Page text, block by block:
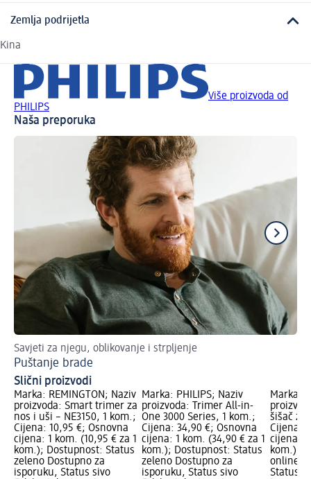
Zemlja podrijetla
Kina
Više proizvoda od
PHILIPS
Naša preporuka
Savjeti za njegu, oblikovanje i strpljenje
Puštanje brade
Slični proizvodi
Marka: REMINGTON; Naziv
proizvoda: Smart trimer za
nos i uši – NE3150, 1 kom.;
Cijena: 10,95 €; Osnovna
cijena: 1 kom. (10,95 € za 1
kom.); Dostupnost: Status
zeleno Dostupno za
isporuku, Status sivo
Marka: PHILIPS; Naziv
proizvoda: Trimer All-in-
One 3000 Series, 1 kom.;
Cijena: 34,90 €; Osnovna
cijena: 1 kom. (34,90 € za 1
kom.); Dostupnost: Status
zeleno Dostupno za
isporuku, Status sivo
Marka:
šišač za
Cijena:
cijena: 1
kom.);
online
Status